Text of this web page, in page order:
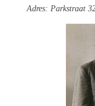
Adres: Parkstraat